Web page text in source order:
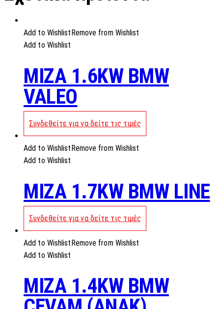
Add to Wishlist Remove from Wishlist
Add to Wishlist
MIZA 1.6KW BMW
VALEO
Συνδεθείτε για να δείτε τις τιμές
Add to Wishlist Remove from Wishlist
Add to Wishlist
MIZA 1.7KW BMW LINE
Συνδεθείτε για να δείτε τις τιμές
Add to Wishlist Remove from Wishlist
Add to Wishlist
MIZA 1.4KW BMW